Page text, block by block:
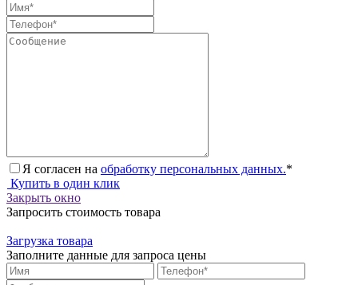
Я согласен на обработку персональных данных.*
Купить в один клик
Закрыть окно
Запросить стоимость товара
Загрузка товара
Заполните данные для запроса цены